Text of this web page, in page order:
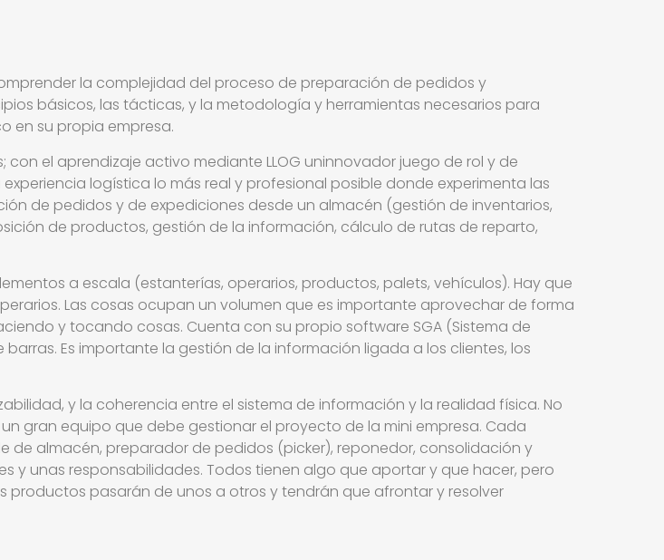
la complejidad del proceso de preparación de pedidos y
básicos, las tácticas, y la metodología y herramientas necesarios para
en su propia empresa.
el aprendizaje activo mediante LLOG uninnovador juego de rol y de
logística lo más real y profesional posible donde experimenta las
de pedidos y de expediciones desde un almacén (gestión de inventarios,
de productos, gestión de la información, cálculo de rutas de reparto,
a escala (estanterías, operarios, productos, palets, vehículos). Hay que
Las cosas ocupan un volumen que es importante aprovechar de forma
y tocando cosas. Cuenta con su propio software SGA (Sistema de
Es importante la gestión de la información ligada a los clientes, los
y la coherencia entre el sistema de información y la realidad física. No
gran equipo que debe gestionar el proyecto de la mini empresa. Cada
de almacén, preparador de pedidos (picker), reponedor, consolidación y
y unas responsabilidades. Todos tienen algo que aportar y que hacer, pero
pasarán de unos a otros y tendrán que afrontar y resolver